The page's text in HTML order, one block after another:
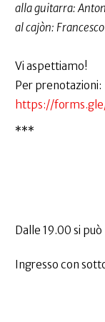
alla guitarra:
al cajòn:
Vi aspettiamo!
Per prenotazioni:
https://
***
Dalle 19.00 si
Ingresso con